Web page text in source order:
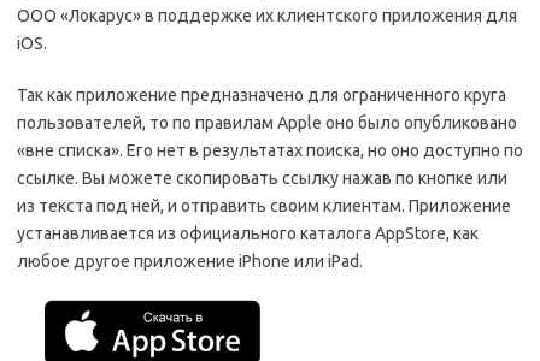
ООО «Локарус» в поддержке их клиентского приложения для
iOS.
Так как приложение предназначено для ограниченного круга
пользователей, то по правилам Apple оно было опубликовано
«вне списка». Его нет в результатах поиска, но оно доступно по
ссылке. Вы можете скопировать ссылку нажав по кнопке или
из текста под ней, и отправить своим клиентам. Приложение
устанавливается из официального каталога AppStore, как
любое другое приложение iPhone или iPad.